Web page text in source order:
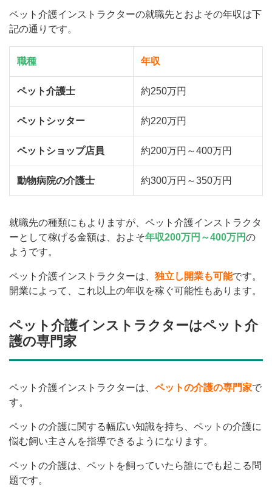
ペット介護インストラクターの就職先とおよその年収は下
記の通りです。
職種 年収
ペット介護士 約250万円
ペットシッター 約220万円
ペットショップ店員 約200万円～400万円
動物病院の介護士 約300万円～350万円
就職先の種類にもよりますが、ペット介護インストラクタ
ーとして稼げる金額は、およそ年収200万円～400万円の
ようです。
ペット介護インストラクターは、 独立し開業も可能です。
開業によって、これ以上の年収を稼ぐ可能性もあります。
ペット介護インストラクターはペット介
護の専門家
ペット介護インストラクターは、 ペットの介護の専門家で
す。
ペットの介護に関する幅広い知識を持ち、ペットの介護に
悩む飼い主さんを指導できるようになります。
ペットの介護は、ペットを飼っていたら誰にでも起こる問
題です。